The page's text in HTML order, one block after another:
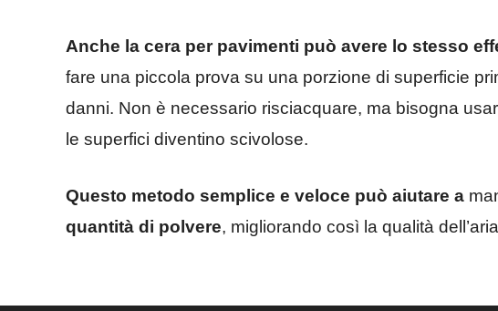
Anche la cera per pavimenti può avere lo stesso
fare una piccola prova su una porzione di superficie
danni. Non è necessario risciacquare, ma bisogna
le superfici diventino scivolose.
Questo metodo semplice e veloce può aiutare a
quantità di polvere, migliorando così la qualità